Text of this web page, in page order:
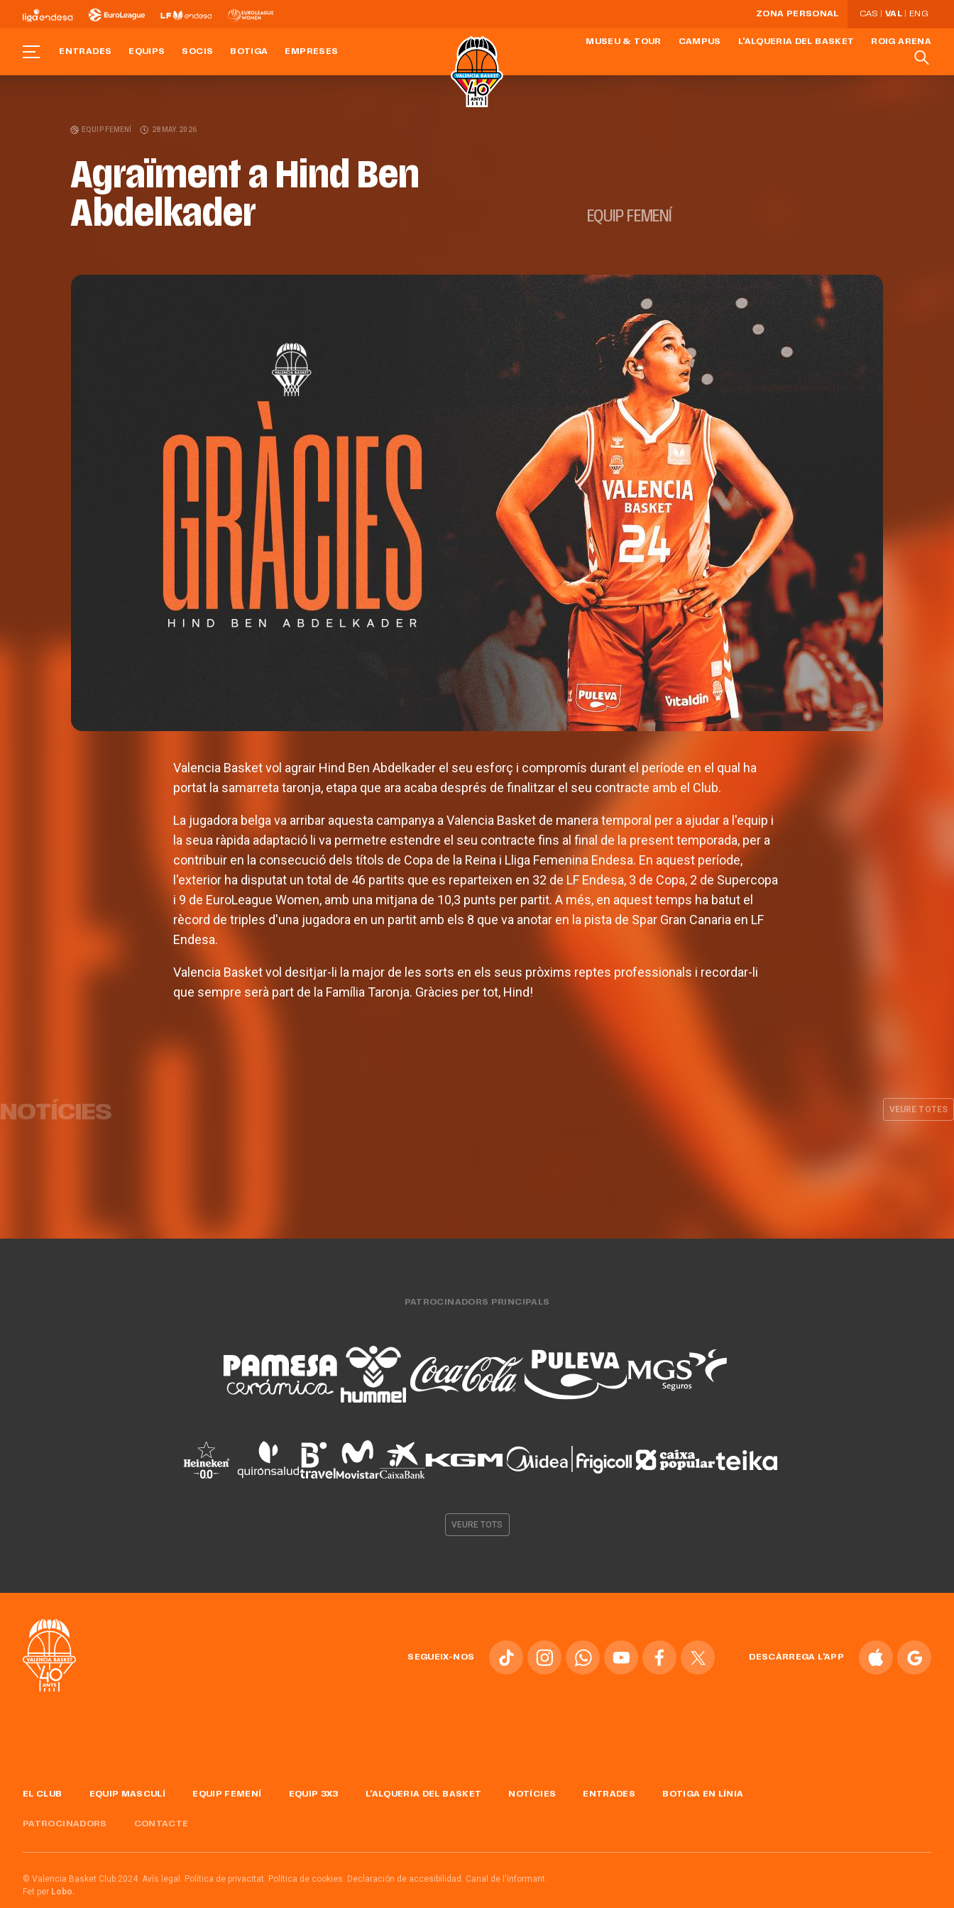
ZONA PERSONAL CAS VAL ENG
ENTRADES EQUIPS SOCIS BOTIGA EMPRESES
MUSEU & TOUR CAMPUS L'ALQUERIA DEL BASKET ROIG ARENA
EQUIP FEMENÍ 28 MAY. 2026
Agraïment a Hind Ben
Abdelkader
EQUIP FEMENÍ
Valencia Basket vol agrair Hind Ben Abdelkader el seu esforç i compromís durant el període en el qual ha
portat la samarreta taronja, etapa que ara acaba després de finalitzar el seu contracte amb el Club.
La jugadora belga va arribar aquesta campanya a Valencia Basket de manera temporal per a ajudar a l'equip i
la seua ràpida adaptació li va permetre estendre el seu contracte fins al final de la present temporada, per a
contribuir en la consecució dels títols de Copa de la Reina i Lliga Femenina Endesa. En aquest període,
l'exterior ha disputat un total de 46 partits que es reparteixen en 32 de LF Endesa, 3 de Copa, 2 de Supercopa
i 9 de EuroLeague Women, amb una mitjana de 10,3 punts per partit. A més, en aquest temps ha batut el
rècord de triples d'una jugadora en un partit amb els 8 que va anotar en la pista de Spar Gran Canaria en LF
Endesa.
Valencia Basket vol desitjar-li la major de les sorts en els seus pròxims reptes professionals i recordar-li
que sempre serà part de la Família Taronja. Gràcies per tot, Hind!
NOTÍCIES VEURE TOTES
davant Fenerbahce Opet
PATROCINADORS PRINCIPALS
VEURE TOTS
SEGUEIX-NOS DESCÀRREGA L'APP
EL CLUB EQUIP MASCULÍ EQUIP FEMENÍ EQUIP 3X3 L'ALQUERIA DEL BASKET NOTÍCIES ENTRADES BOTIGA EN LÍNIA
PATROCINADORS CONTACTE
© Valencia Basket Club 2024. Avís legal. Política de privacitat. Política de cookies. Declaración de accesibilidad.
Canal de l'informant.
Fet per Lobo.